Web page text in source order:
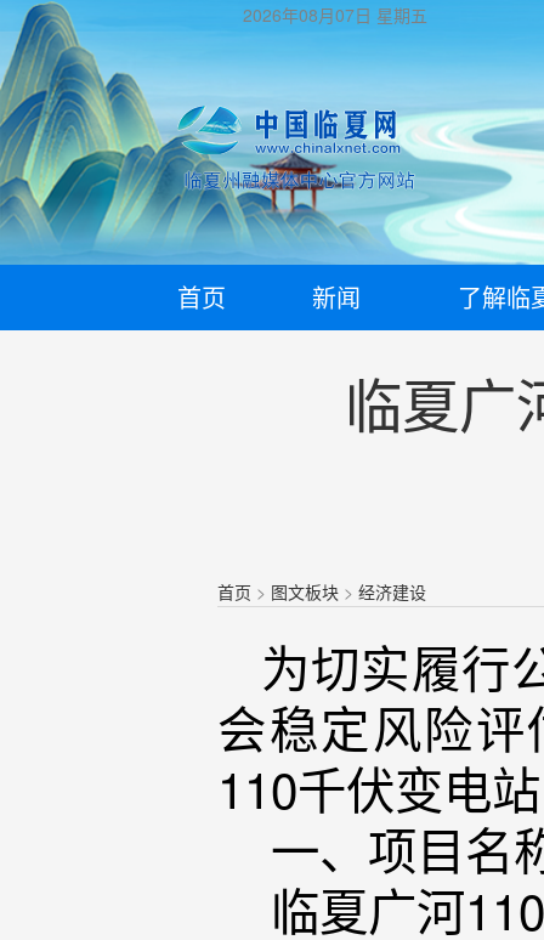
2026年08月07日 星期五
首页 新闻 了解临
临夏广
首页 > 图文板块 >经济建设
为切实履行
会稳定风险
110千伏变电
一、项目名
临夏广河